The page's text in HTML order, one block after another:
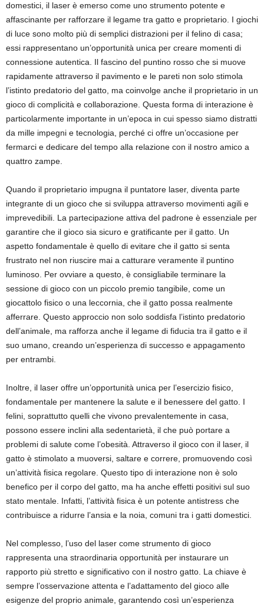
domestici, il laser è emerso come uno strumento potente e
affascinante per rafforzare il legame tra gatto e proprietario. I giochi
di luce sono molto più di semplici distrazioni per il felino di casa;
essi rappresentano un’opportunità unica per creare momenti di
connessione autentica. Il fascino del puntino rosso che si muove
rapidamente attraverso il pavimento e le pareti non solo stimola
l’istinto predatorio del gatto, ma coinvolge anche il proprietario in un
gioco di complicità e collaborazione. Questa forma di interazione è
particolarmente importante in un’epoca in cui spesso siamo distratti
da mille impegni e tecnologia, perché ci offre un’occasione per
fermarci e dedicare del tempo alla relazione con il nostro amico a
quattro zampe.
Quando il proprietario impugna il puntatore laser, diventa parte
integrante di un gioco che si sviluppa attraverso movimenti agili e
imprevedibili. La partecipazione attiva del padrone è essenziale per
garantire che il gioco sia sicuro e gratificante per il gatto. Un
aspetto fondamentale è quello di evitare che il gatto si senta
frustrato nel non riuscire mai a catturare veramente il puntino
luminoso. Per ovviare a questo, è consigliabile terminare la
sessione di gioco con un piccolo premio tangibile, come un
giocattolo fisico o una leccornia, che il gatto possa realmente
afferrare. Questo approccio non solo soddisfa l’istinto predatorio
dell’animale, ma rafforza anche il legame di fiducia tra il gatto e il
suo umano, creando un’esperienza di successo e appagamento
per entrambi.
Inoltre, il laser offre un’opportunità unica per l’esercizio fisico,
fondamentale per mantenere la salute e il benessere del gatto. I
felini, soprattutto quelli che vivono prevalentemente in casa,
possono essere inclini alla sedentarietà, il che può portare a
problemi di salute come l’obesità. Attraverso il gioco con il laser, il
gatto è stimolato a muoversi, saltare e correre, promuovendo così
un’attività fisica regolare. Questo tipo di interazione non è solo
benefico per il corpo del gatto, ma ha anche effetti positivi sul suo
stato mentale. Infatti, l’attività fisica è un potente antistress che
contribuisce a ridurre l’ansia e la noia, comuni tra i gatti domestici.
Nel complesso, l’uso del laser come strumento di gioco
rappresenta una straordinaria opportunità per instaurare un
rapporto più stretto e significativo con il nostro gatto. La chiave è
sempre l’osservazione attenta e l’adattamento del gioco alle
esigenze del proprio animale, garantendo così un’esperienza